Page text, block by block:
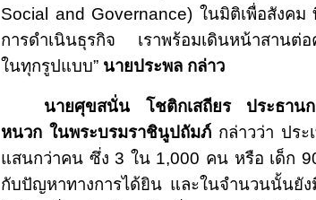
Social and Governance) ในมิติเพื่อสังค
การดำเนินธุรกิจ เราพร้อมเดินหน้าสานต่อ
ในทุกรูปแบบ” นายประพล กล่าว
นายศุขสนั่น โชติกเสถียร ประธาน
หนวก ในพระบรมราชินูปถัมภ์ กล่าวว่า ประ
แสนกว่าคน ซึ่ง3 ใน 1,000 คน หรือ เด็ก
กับปัญหาทางการได้ยิน และในจำนวนนั้นยัง